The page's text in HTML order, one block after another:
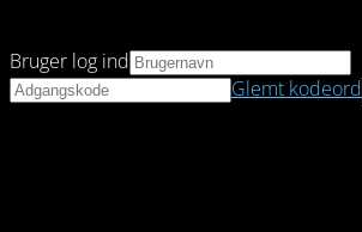
Bruger log ind
Glemt kodeord